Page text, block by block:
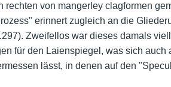
von mangerley clagformen
erinnert zugleich an die
Zweifellos war dieses damals
für den Laienspiegel, was sich auch
lässt, in denen auf den